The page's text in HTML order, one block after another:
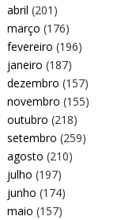
abril (201)
março (176)
fevereiro (196)
janeiro (187)
dezembro (157)
novembro (155)
outubro (218)
setembro (259)
agosto (210)
julho (197)
junho (174)
maio (157)